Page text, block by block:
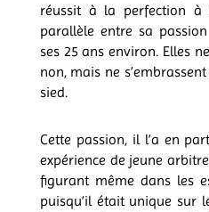
réussit à la perfection à
parallèle entre sa
ses 25 ans environ. Elles
non, mais ne
sied.
Cette passion, il l’a en
expérience de jeune
figurant même dans les
puisqu’il était unique sur